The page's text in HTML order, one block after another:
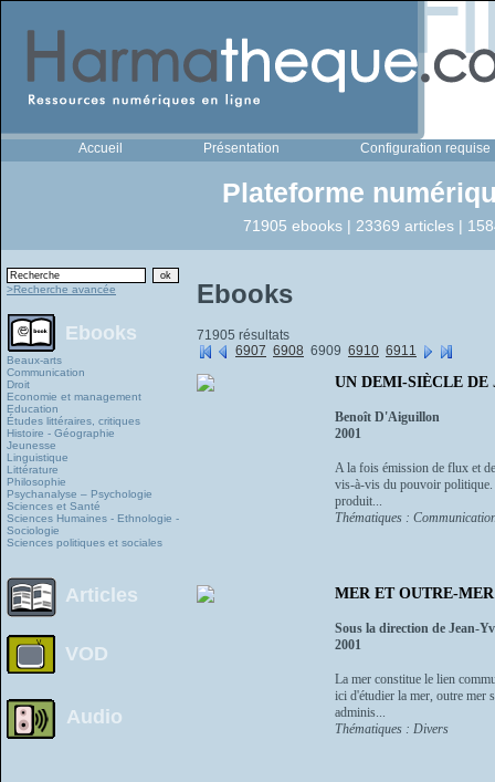
Accueil Présentation Configuration requise
Plateforme
71905 ebooks | 23369 articles |
>Recherche avancée
Ebooks
Beaux-arts
Communication
Droit
Economie et management
Education
Études littéraires, critiques
Histoire - Géographie
Jeunesse
Linguistique
Littérature
Philosophie
Psychanalyse – Psychologie
Sciences et Santé
Sciences Humaines - Ethnologie -
Sociologie
Sciences politiques et sociales
Articles
VOD
Audio
Ebooks
71905 résultats
6907 6908 6909 6910 6911
UN DEMI-SIÈCLE DE
Benoît D'Aiguillon
2001
A la fois émission de flux et
vis-à-vis du pouvoir
produit...
Thématiques :
MER ET OUTRE-MER
Sous la direction de Jean-
2001
La mer constitue le lien
ici d'étudier la mer, outre mer
adminis...
Thématiques : Divers